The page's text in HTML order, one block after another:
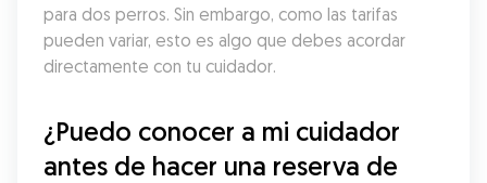
para dos perros. Sin embargo, como las tarifas
pueden variar, esto es algo que debes acordar
directamente con tu cuidador.
¿Puedo conocer a mi cuidador
antes de hacer una reserva de